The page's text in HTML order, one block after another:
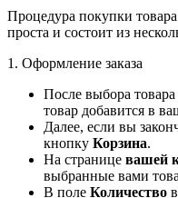
Процедура покупки
проста и состоит из
1. Оформление заказа
После выбора
товар добавится в
Далее, если вы
кнопку Корзина.
На странице вашей
выбранные вами
В поле Количество